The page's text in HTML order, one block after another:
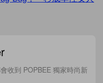
收到 POPBEE 獨家時尚新